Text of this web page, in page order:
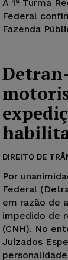
A 1ª Turma
Federal
Fazenda
DIREITO DE
Por
Federal
em razão de
impedido de
(CNH). No
Juizados